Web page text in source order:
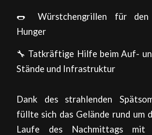
🌭 Würstchengrillen für den
Hunger
🔧 Tatkräftige Hilfe beim Auf-
Stände und Infrastruktur
Dank des strahlenden
füllte sich das Gelände rund um
Laufe des Nachmittags mit